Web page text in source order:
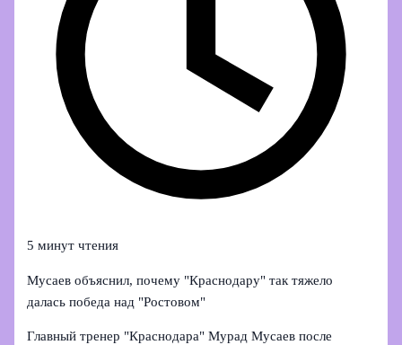
5 минут чтения
Мусаев объяснил, почему "Краснодару" так тяжело
далась победа над "Ростовом"
Главный тренер "Краснодара" Мурад Мусаев после